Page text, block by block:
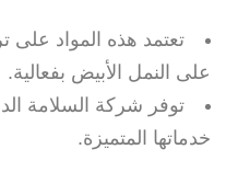
تعتمد هذه المواد على
على النمل الأبيض بفعالية.
توفر شركة السلامة
خدماتها المتميزة.